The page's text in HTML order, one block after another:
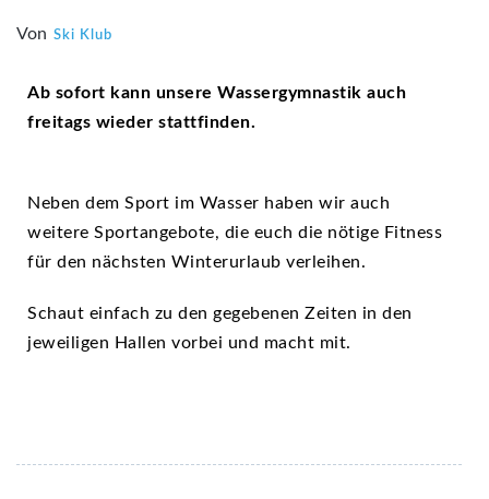
Von Ski Klub
Ab sofort kann unsere Wassergymnastik auch
freitags wieder stattfinden.
Neben dem Sport im Wasser haben wir auch
weitere Sportangebote, die euch die nötige Fitness
für den nächsten Winterurlaub verleihen.
Schaut einfach zu den gegebenen Zeiten in den
jeweiligen Hallen vorbei und macht mit.